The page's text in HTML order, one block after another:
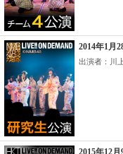
2014年1月
出演者：川
2015年12